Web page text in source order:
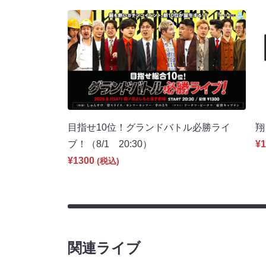
目指せ10位！グランドバトル必勝ライ
ブ！（8/1 20:30）
¥1300 (税込)
関連ライブ